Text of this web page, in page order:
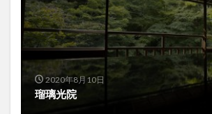
2020年8月10日
瑠璃光院